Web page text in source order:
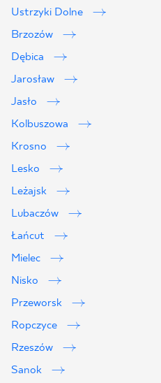
Ustrzyki Dolne
Brzozów
Dębica
Jarosław
Jasło
Kolbuszowa
Krosno
Lesko
Leżajsk
Lubaczów
Łańcut
Mielec
Nisko
Przeworsk
Ropczyce
Rzeszów
Sanok